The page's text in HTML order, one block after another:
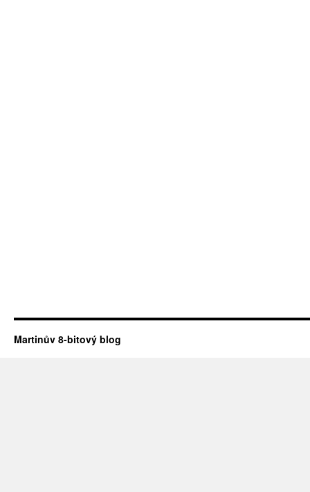
Martinův 8-bitový blog